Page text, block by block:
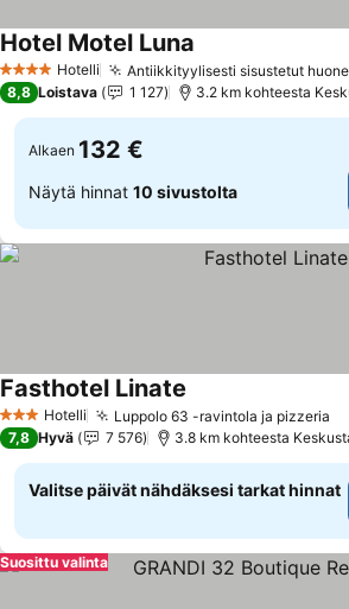
4 Tähtiluokitus
Hotelli Antiikkityylisesti sisustetut
Hotel Motel Luna
8,8 Loistava 1 127 3.2 km kohteesta
Alkaen 132 €
Näytä hinnat 10 sivustolta
3 Tähtiluokitus
Hotelli Luppolo 63 -ravintola ja pizzeria
Fasthotel Linate
7,8 Hyvä 7 576 3.8 km kohteesta
Valitse päivät nähdäksesi tarkat hinnat
Suosittu valinta